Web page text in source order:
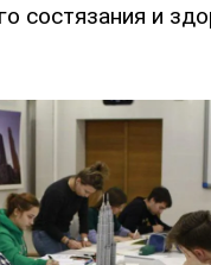
состязания и